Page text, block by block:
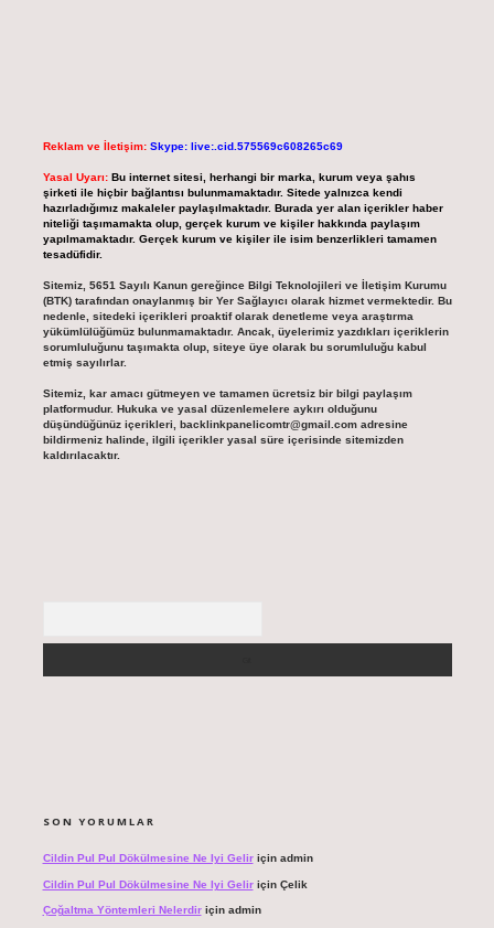
Reklam ve İletişim: Skype: live:.cid.575569c608265c69
Yasal Uyarı: Bu internet sitesi, herhangi bir marka, kurum veya şahıs
şirketi ile hiçbir bağlantısı bulunmamaktadır. Sitede yalnızca kendi
hazırladığımız makaleler paylaşılmaktadır. Burada yer alan içerikler haber
niteliği taşımamakta olup, gerçek kurum ve kişiler hakkında paylaşım
yapılmamaktadır. Gerçek kurum ve kişiler ile isim benzerlikleri tamamen
tesadüfidir.
Sitemiz, 5651 Sayılı Kanun gereğince Bilgi Teknolojileri ve İletişim Kurumu
(BTK) tarafından onaylanmış bir Yer Sağlayıcı olarak hizmet vermektedir. Bu
nedenle, sitedeki içerikleri proaktif olarak denetleme veya araştırma
yükümlülüğümüz bulunmamaktadır. Ancak, üyelerimiz yazdıkları içeriklerin
sorumluluğunu taşımakta olup, siteye üye olarak bu sorumluluğu kabul
etmiş sayılırlar.
Sitemiz, kar amacı gütmeyen ve tamamen ücretsiz bir bilgi paylaşım
platformudur. Hukuka ve yasal düzenlemelere aykırı olduğunu
düşündüğünüz içerikleri, backlinkpanelicomtr@gmail.comadresine
bildirmeniz halinde, ilgili içerikler yasal süre içerisinde sitemizden
kaldırılacaktır.
SON YORUMLAR
Cildin Pul Pul Dökülmesine Ne Iyi Geliriçin admin
Cildin Pul Pul Dökülmesine Ne Iyi Geliriçin Çelik
Çoğaltma Yöntemleri Nelerdiriçin admin